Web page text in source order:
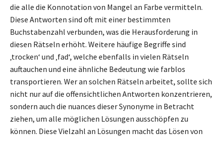
die alle die Konnotation von Mangel an Farbe vermitteln.
Diese Antworten sind oft mit einer bestimmten
Buchstabenzahl verbunden, was die Herausforderung in
diesen Rätseln erhöht. Weitere häufige Begriffe sind
‚trocken‘ und ‚fad‘, welche ebenfalls in vielen Rätseln
auftauchen und eine ähnliche Bedeutung wie farblos
transportieren. Wer an solchen Rätseln arbeitet, sollte sich
nicht nur auf die offensichtlichen Antworten konzentrieren,
sondern auch die nuances dieser Synonyme in Betracht
ziehen, um alle möglichen Lösungen ausschöpfen zu
können. Diese Vielzahl an Lösungen macht das Lösen von